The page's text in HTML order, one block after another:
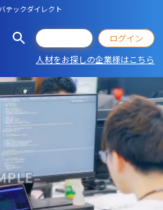
テックダイレクト
ログイン
人材をお探しの企業様はこちら